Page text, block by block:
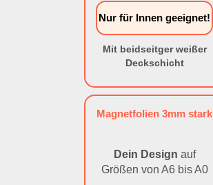
Nur für Innen geeignet!
Mit beidseitger weißer
Deckschicht
Magnetfolien 3mm stark
Dein Design auf
Größen von A6 bis A0